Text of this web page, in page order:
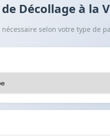
Décollage à la
nécessaire selon votre type de